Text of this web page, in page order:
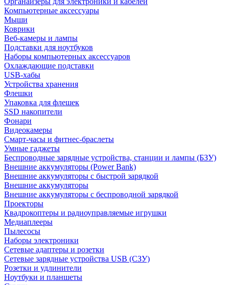
Компьютерные аксессуары
Мыши
Коврики
Веб-камеры и лампы
Подставки для ноутбуков
Наборы компьютерных аксессуаров
Охлаждающие подставки
USB-хабы
Устройства хранения
Флешки
Упаковка для флешек
SSD накопители
Фонари
Видеокамеры
Смарт-часы и фитнес-браслеты
Умные гаджеты
Беспроводные зарядные устройства, станции и лампы (БЗУ)
Внешние аккумуляторы (Power Bank)
Внешние аккумуляторы с быстрой зарядкой
Внешние аккумуляторы
Внешние аккумуляторы с беспроводной зарядкой
Проекторы
Квадрокоптеры и радиоуправляемые игрушки
Медиаплееры
Пылесосы
Наборы электроники
Сетевые адаптеры и розетки
Сетевые зарядные устройства USB (СЗУ)
Розетки и удлинители
Ноутбуки и планшеты